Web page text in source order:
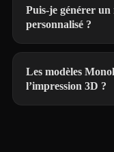
Puis-je générer
personnalisé ?
Les modèles
l’impression 3D ?